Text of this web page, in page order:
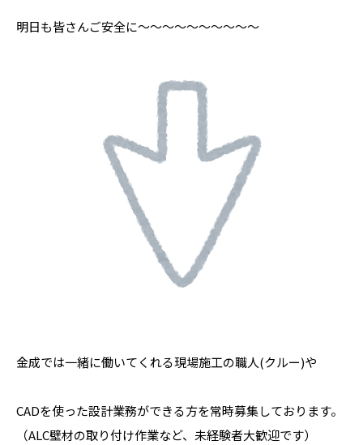
明日も皆さんご安全に～～～～～～～～～～
金成では一緒に働いてくれる現場施工の職人(クルー)や
CADを使った設計業務ができる方を常時募集しております。
（ALC壁材の取り付け作業など、未経験者大歓迎です）